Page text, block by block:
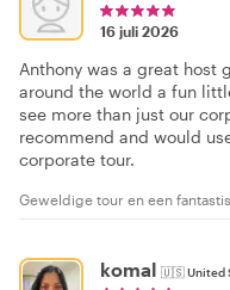
16 juli 2026
Anthony was a great host
around the world a fun
see more than just our
recommend and would
corporate tour.
Geweldige tour en een
komal 🇺🇸United